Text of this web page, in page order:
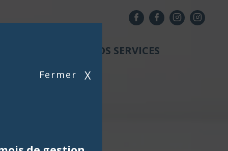
NOS SERVICES
Fermer X